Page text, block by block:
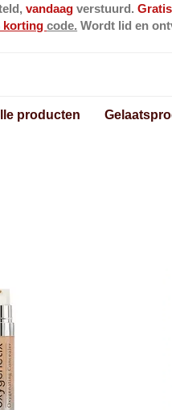
vandaag verstuurd.
kortingcode. Wordt lid en
producten